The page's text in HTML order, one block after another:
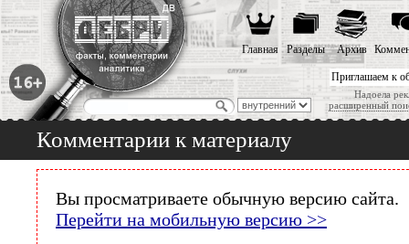
Приглашаем к
Надоела
расширенный
Главная Разделы Архив
Комментарии к материалу
Вы просматриваете обычную версию сайта.
Перейти на мобильную версию >>